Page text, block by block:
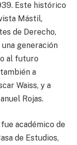
Este histórico
Mástil,
de Derecho,
generación
al futuro
a
Waiss, y a
Rojas.
académico de
de Estudios,